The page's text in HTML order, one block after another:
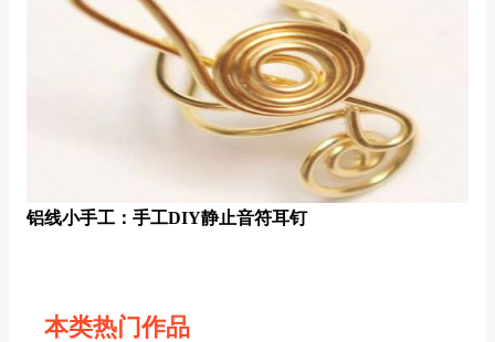
铝线小手工：手工DIY静止音符耳钉
本类热门作品